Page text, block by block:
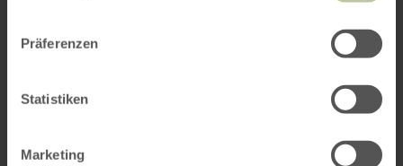
Präferenzen
Statistiken
Marketing